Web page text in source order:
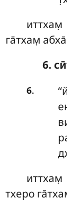
га̄тхам̣
6.
6.
тхеро